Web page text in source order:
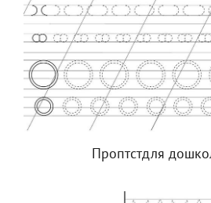
Проптстдля